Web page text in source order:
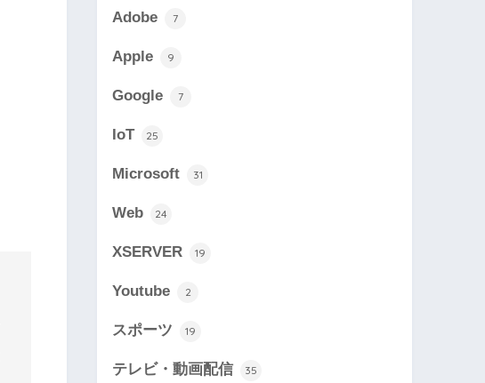
Adobe 7
Apple 9
Google 7
IoT 25
Microsoft 31
Web 24
XSERVER 19
Youtube 2
スポーツ 19
テレビ・動画配信 35